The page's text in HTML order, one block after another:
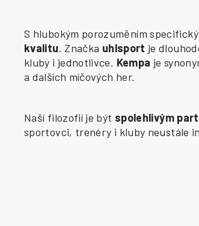
S hlubokým porozuměním
kvalitu. Značka uhlsport je
kluby i jednotlivce. Kempa je
a dalších míčových her.
Naší filozofií je být spolehlivým
sportovci, trenéry i kluby neustále